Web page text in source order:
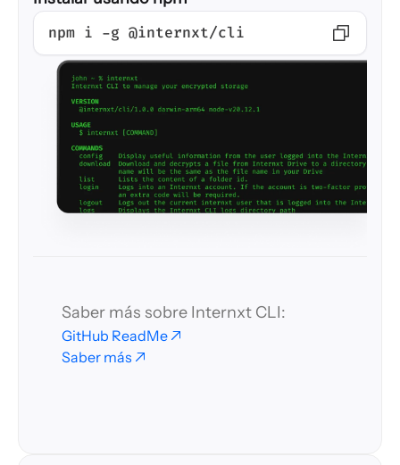
npm i -g @internxt/cli
Saber más sobre Internxt CLI:
GitHub ReadMe
Saber más